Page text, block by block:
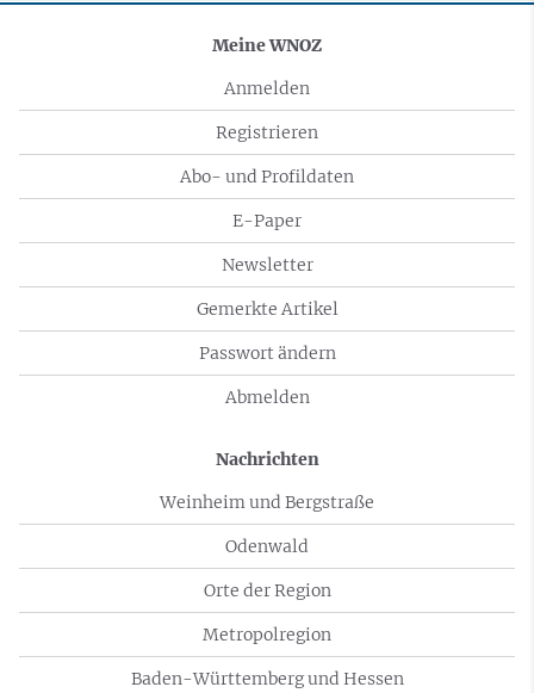
Meine WNOZ
Anmelden
Registrieren
Abo- und Profildaten
E-Paper
Newsletter
Gemerkte Artikel
Passwort ändern
Abmelden
Nachrichten
Weinheim und Bergstraße
Odenwald
Orte der Region
Metropolregion
Baden-Württemberg und Hessen